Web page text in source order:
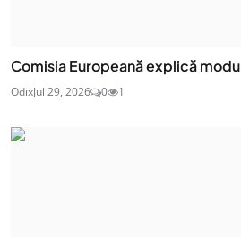
Comisia Europeană explică
OdixJul 29, 2026 0 1